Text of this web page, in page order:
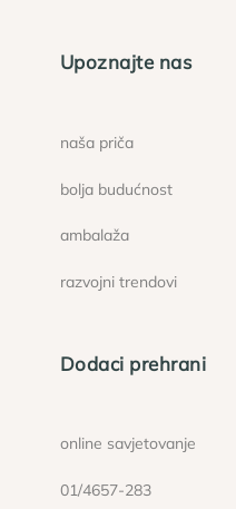
Upoznajte nas
naša priča
bolja budućnost
ambalaža
razvojni trendovi
Dodaci prehrani
online savjetovanje
01/4657-283